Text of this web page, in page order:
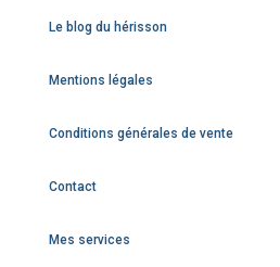
Le blog du hérisson
Mentions légales
Conditions générales de vente
Contact
Mes services